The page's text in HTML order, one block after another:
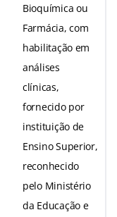
Bioquímica ou
Farmácia, com
habilitação em
análises
clínicas,
fornecido por
instituição de
Ensino Superior,
reconhecido
pelo Ministério
da Educação e